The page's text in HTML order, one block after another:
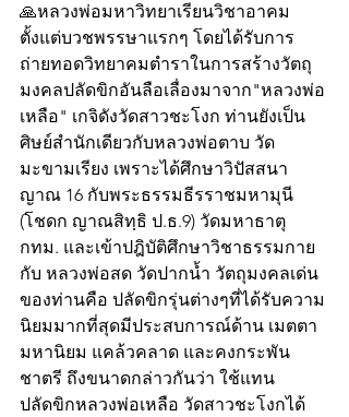
🙏หลวงพ่อมหาวิทยาเรียนวิชาอาคม
ตั้งแต่บวชพรรษาแรกๆ โดยได้รับการ
ถ่ายทอดวิทยาคมตำราในการสร้างวัตถุ
มงคลปลัดขิกอันลือเลื่องมาจาก"หลวงพ่อ
เหลือ" เกจิดังวัดสาวชะโงก ท่านยังเป็น
ศิษย์สำนักเดียวกับหลวงพ่อตาบ วัด
มะขามเรียง เพราะได้ศึกษาวิปัสสนา
ญาณ 16 กับพระธรรมธีรราชมหามุนี
(โชดก ญาณสิทฺธิ ป.ธ.9) วัดมหาธาตุ
กทม. และเข้าปฎิบัติศึกษาวิชาธรรมกาย
กับ หลวงพ่อสด วัดปากน้ำ วัตถุมงคลเด่น
ของท่านคือ ปลัดขิกรุ่นต่างๆที่ได้รับความ
นิยมมากที่สุดมีประสบการณ์ด้าน เมตตา
มหานิยม แคล้วคลาด และคงกระพัน
ชาตรี ถึงขนาดกล่าวกันว่า ใช้แทน
ปลัดขิกหลวงพ่อเหลือ วัดสาวชะโงกได้